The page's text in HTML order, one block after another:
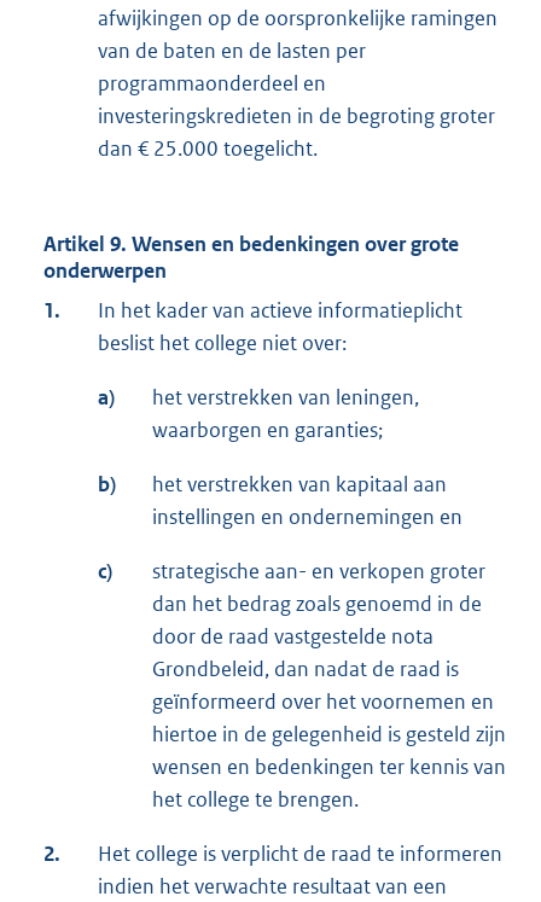
afwijkingen op de oorspronkelijke ramingen
van de baten en de lasten per
programmaonderdeel en
investeringskredieten in de begroting groter
dan € 25.000 toegelicht.
Artikel 9. Wensen en bedenkingen over grote
onderwerpen
1.
In het kader van actieve informatieplicht
beslist het college niet over:
a)
het verstrekken van leningen,
waarborgen en garanties;
b)
het verstrekken van kapitaal aan
instellingen en ondernemingen en
c)
strategische aan- en verkopen groter
dan het bedrag zoals genoemd in de
door de raad vastgestelde nota
Grondbeleid, dan nadat de raad is
geïnformeerd over het voornemen en
hiertoe in de gelegenheid is gesteld zijn
wensen en bedenkingen ter kennis van
het college te brengen.
2.
Het college is verplicht de raad te informeren
indien het verwachte resultaat van een